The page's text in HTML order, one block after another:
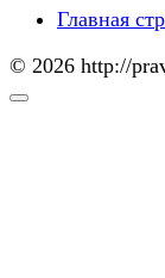
Главная
© 2026 http://